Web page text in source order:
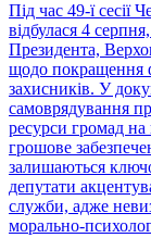
Під час 49-ї сесії
відбулася 4
Президента,
щодо покращення
захисників. У
самоврядування
ресурси громад
грошове
залишаються
депутати
служби, адже
морально-